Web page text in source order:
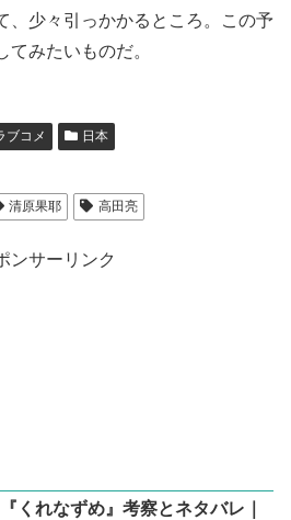
、少々引っかかるところ。この予
みたいものだ。
ブコメ
日本
清原果耶 高田亮
ンサーリンク
『くれなずめ』考察とネタバレ｜